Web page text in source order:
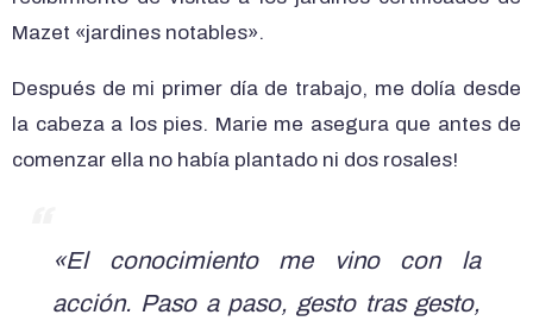
Mazet «jardines notables».
Después de mi primer día de trabajo, me dolía desde
la cabeza a los pies. Marie me asegura que antes de
comenzar ella no había plantado ni dos rosales!
«El conocimiento me vino con la
acción. Paso a paso, gesto tras gesto,